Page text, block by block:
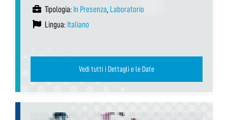
Tipologia: In Presenza, Laboratorio
Lingua: Italiano
Vedi tutti i Dettagli e le Date